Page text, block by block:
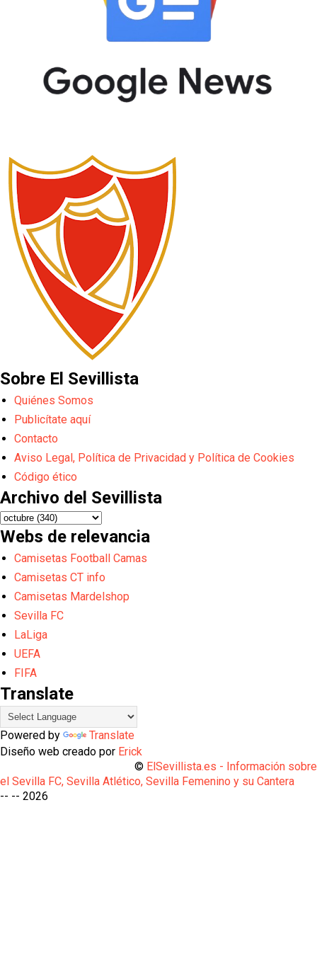
Sobre El Sevillista
Quiénes Somos
Publicítate aquí
Contacto
Aviso Legal, Política de Privacidad y Política de Cookies
Código ético
Archivo del Sevillista
Webs de relevancia
Camisetas Football Camas
Camisetas CT info
Camisetas Mardelshop
Sevilla FC
LaLiga
UEFA
FIFA
Translate
Powered by
Translate
Diseño web creado por Erick
© ElSevillista.es - Información sobre
el Sevilla FC, Sevilla Atlético, Sevilla Femenino y su Cantera
-- -- 2026